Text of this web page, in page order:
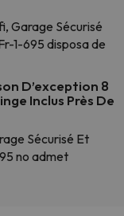
Garage Sécurisé
1-695 disposa de
D’exception 8
Inclus Près De
Sécurisé Et
no admet